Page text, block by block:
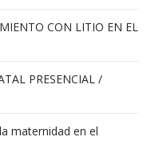
CON LITIO EN EL
PRESENCIAL /
maternidad en el